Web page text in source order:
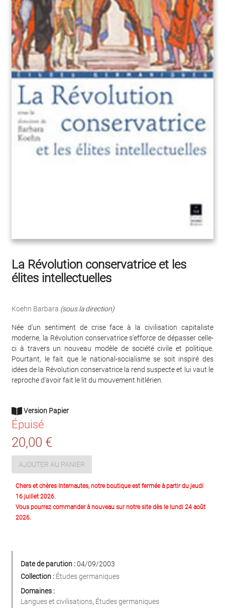
La Révolution conservatrice et les
élites intellectuelles
Koehn Barbara (sous la direction)
Née d'un sentiment de crise face à la civilisation capitaliste
moderne, la Révolution conservatrice s'efforce de dépasser celle-
ci à travers un nouveau modèle de société civile et politique.
Pourtant, le fait que le national-socialisme se soit inspiré des
idées de la Révolution conservatrice la rend suspecte et lui vaut le
reproche d'avoir fait le lit du mouvement hitlérien.
Version Papier
Épuisé
20,00 €
AJOUTER AU PANIER
Chers et chères Internautes, notre boutique est fermée à partir du jeudi
16 juillet 2026.
Vous pourrez commander à nouveau sur notre site dès le lundi 24 août
2026.
Date de parution :04/09/2003
Collection : Études germaniques
Domaines :
Langues et civilisations, Études germaniques